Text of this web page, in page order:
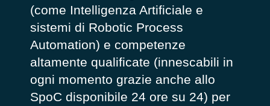
(come Intelligenza Artificiale e
sistemi di Robotic Process
Automation) e competenze
altamente qualificate (innescabili in
ogni momento grazie anche allo
SpoC disponibile 24 ore su 24) per